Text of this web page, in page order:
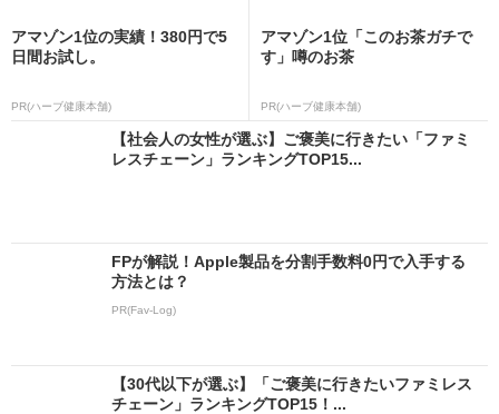
アマゾン1位の実績！380円で5
日間お試し。
PR(ハーブ健康本舗)
アマゾン1位「このお茶ガチで
す」噂のお茶
PR(ハーブ健康本舗)
【社会人の女性が選ぶ】ご褒美に行きたい「ファミ
レスチェーン」ランキングTOP15...
FPが解説！Apple製品を分割手数料0円で入手する
方法とは？
PR(Fav-Log)
【30代以下が選ぶ】「ご褒美に行きたいファミレス
チェーン」ランキングTOP15！...